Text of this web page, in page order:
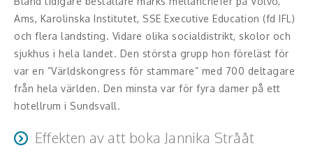
Event
Humoristiska föredrag
Ljus och belysning
Komiker
Konst
Ams, Karolinska Institutet, SSE Executive Education (fd IFL)
och flera landsting. Vidare olika socialdistrikt, skolor och
sjukhus i hela landet. Den största grupp hon föreläst för
var en ”Världskongress för stammare” med 700 deltagare
från hela världen. Den minsta var för fyra damer på ett
hotellrum i Sundsvall.
Effekten av att boka Jannika Strååt